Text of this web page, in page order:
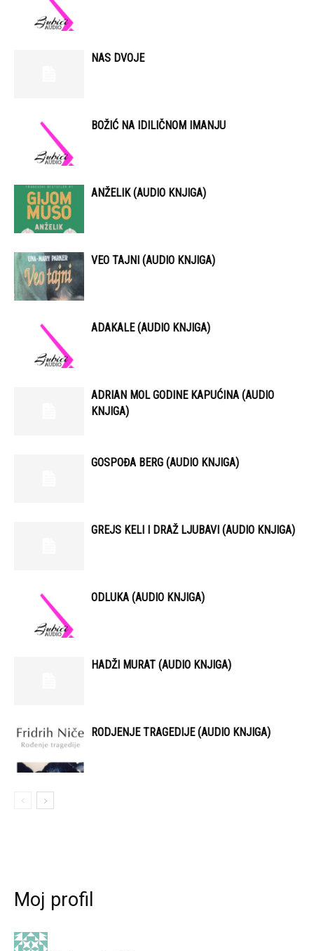
NAS DVOJE
BOŽIĆ NA IDILIČNOM IMANJU
ANŽELIK (AUDIO KNJIGA)
VEO TAJNI (AUDIO KNJIGA)
ADAKALE (AUDIO KNJIGA)
ADRIAN MOL GODINE KAPUĆINA (AUDIO
KNJIGA)
GOSPOĐA BERG (AUDIO KNJIGA)
GREJS KELI I DRAŽ LJUBAVI (AUDIO KNJIGA)
ODLUKA (AUDIO KNJIGA)
HADŽI MURAT (AUDIO KNJIGA)
RODJENJE TRAGEDIJE (AUDIO KNJIGA)
Moj profil